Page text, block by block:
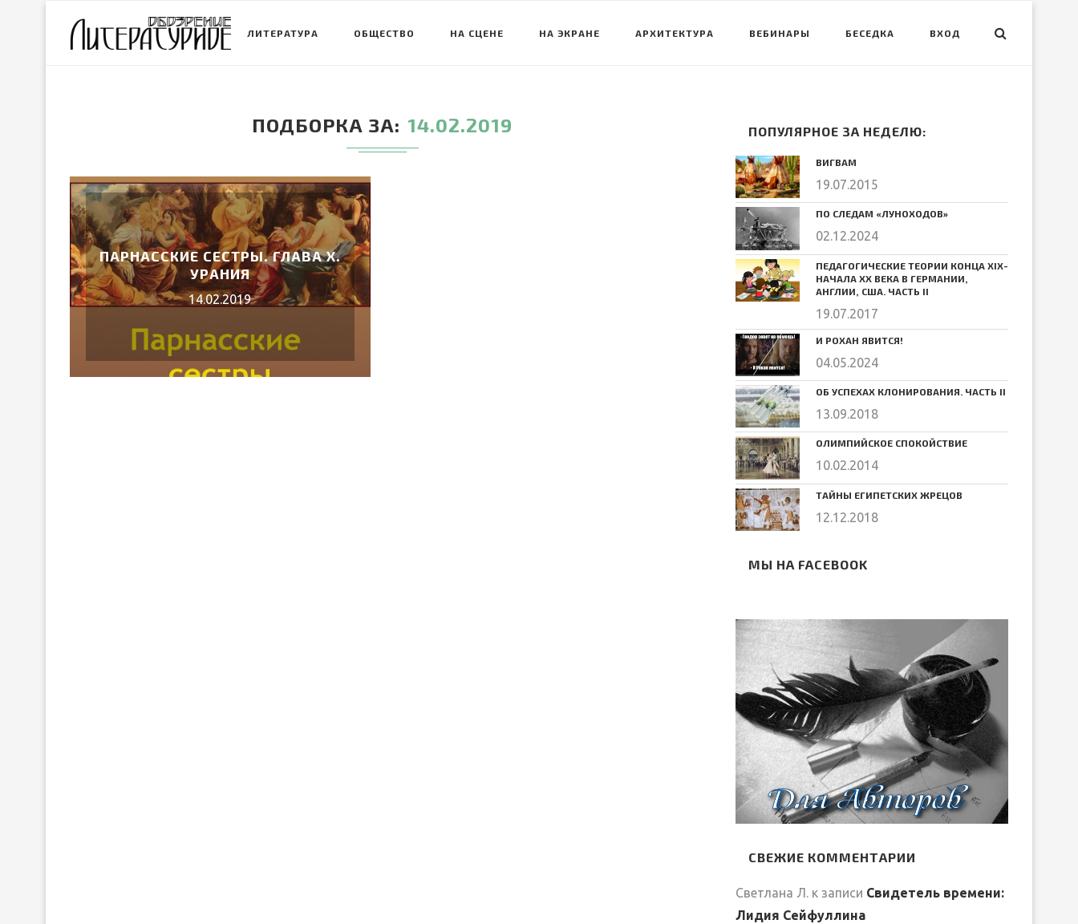
ЛИТЕРАТУРА ОБЩЕСТВО НА СЦЕНЕ НА ЭКРАНЕ АРХИТЕКТУРА ВЕБИНАРЫ БЕСЕДКА ВХОД
ПОДБОРКА ЗА 14.02.2019
ПАРНАССКИЕ СЕСТРЫ. ГЛАВА X.
УРАНИЯ
14.02.2019
ПОПУЛЯРНОЕ ЗА НЕДЕЛЮ:
ВИГВАМ
19.07.2015
ПО СЛЕДАМ «ЛУНОХОДОВ»
02.12.2024
ПЕДАГОГИЧЕСКИЕ ТЕОРИИ КОНЦА ХIХ-
НАЧАЛА ХХ ВЕКА В ГЕРМАНИИ,
АНГЛИИ, США. ЧАСТЬ II
19.07.2017
И РОХАН ЯВИТСЯ!
04.05.2024
ОБ УСПЕХАХ КЛОНИРОВАНИЯ. ЧАСТЬ II
13.09.2018
ОЛИМПИЙСКОЕ СПОКОЙСТВИЕ
10.02.2014
ТАЙНЫ ЕГИПЕТСКИХ ЖРЕЦОВ
12.12.2018
МЫ НА FACEBOOK
СВЕЖИЕ КОММЕНТАРИИ
Светлана Л. к записи Свидетель времени:
Лидия Сейфуллина